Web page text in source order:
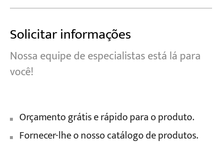
Solicitar informações
Nossa equipe de especialistas está lá para
você!
Orçamento grátis e rápido para o produto.
Fornecer-lhe o nosso catálogo de produtos.